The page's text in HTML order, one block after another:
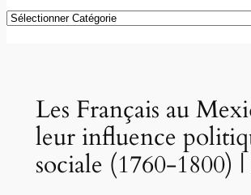
Catégories
Les Français au
leur influence
sociale (1760-1800) |